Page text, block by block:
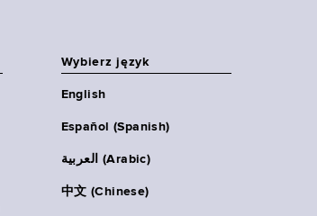
Wybierz język
English
Español (Spanish)
العربية (Arabic)
中文 (Chinese)